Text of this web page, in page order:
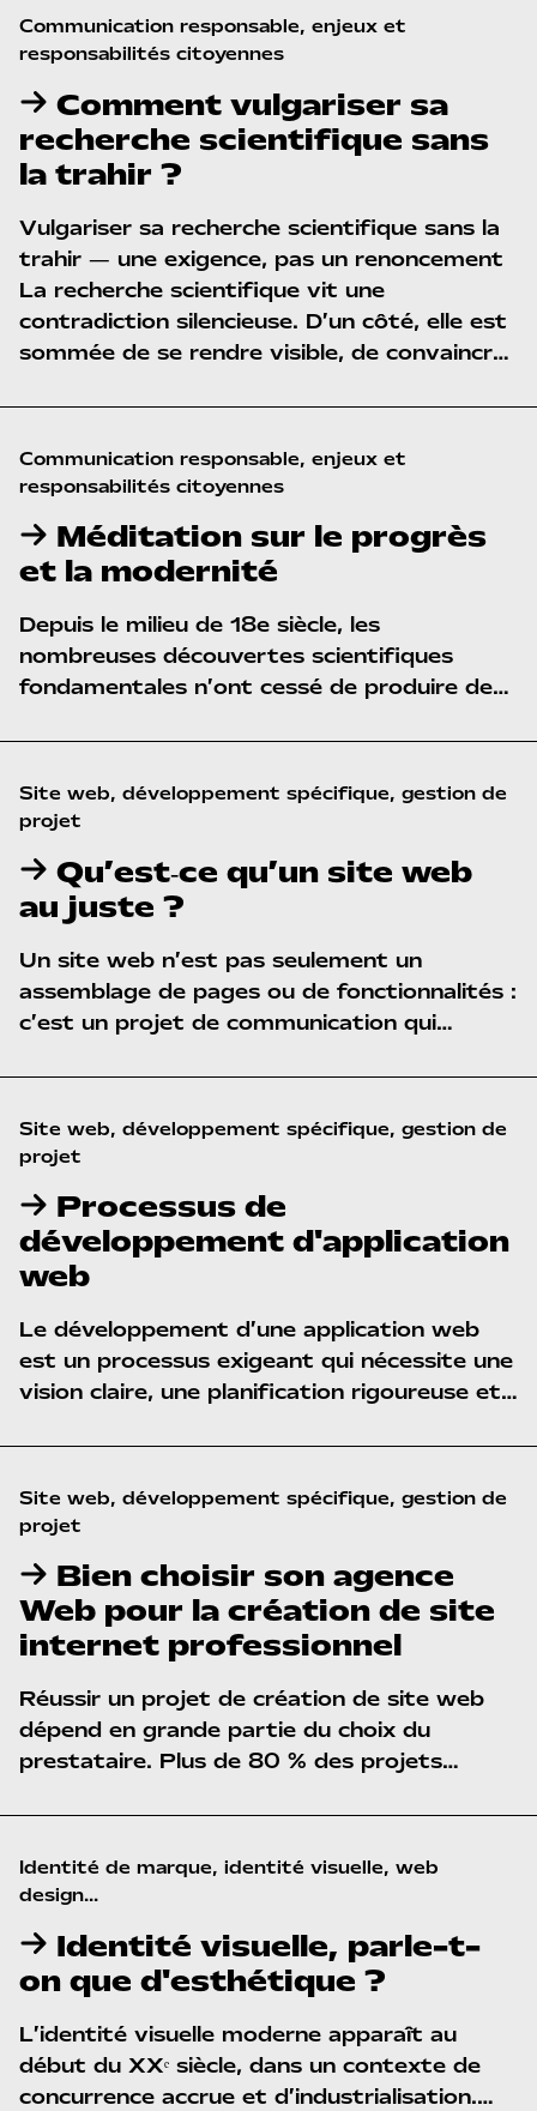
Vulgariser, c’est toujours un acte qui
engage uneconception de la science
société. Retracer cette histoire, c’est
comprendre pourquoi vulgariser aujourd’hui
ne peut plus être simplement “mettre à la
Communication responsable, enjeux et
responsabilités citoyennes
Comment vulgariser sa
recherche scientifique sans
la trahir ?
Vulgariser sa recherche scientifique sans la
trahir — une exigence, pas un renoncement
La recherche scientifique vit une
contradiction silencieuse. D’un côté, elle est
sommée de se rendre visible, de convaincre
De l’autre, elle craint que la simplification ne
soit qu’une forme de trahison. Vulgariser
donnerait l’impression de perdre en rigueur,
qui s’est construit dans la nuance et la
prudence.
Communication responsable, enjeux et
responsabilités citoyennes
Méditation sur le progrès
et la modernité
Depuis le milieu de 18e siècle, les
nombreuses découvertes scientifiques
fondamentales n’ont cessé de produire des
en profondeur le monde autour de nous,
façonné nos sociétés et modifié nos
perceptions.
Site web, développement spécifique, gestion de
projet
Qu’est‑ce qu’un site web
au juste ?
Un site web n’est pas seulement un
assemblage de pages ou de fonctionnalités :
c’est un projet de communication qui
valeur réside dans la cohérence entre
identité, message, structure et expérience.
Site web, développement spécifique, gestion de
projet
Processus de
développement d'application
web
Le développement d’une application web
est un processus exigeant qui nécessite une
vision claire, une planification rigoureuse et
les étapes critiques permet d’éviter les
risques majeurs et d’assurer la réussite du
projet.
Site web, développement spécifique, gestion de
projet
Bien choisir son agence
Web pour la création de site
internet professionnel
Réussir un projet de création de site web
dépend en grande partie du choix du
prestataire. Plus de 80 % des projets
de méthode ou de compréhension des
besoins. Sélectionner la bonne agence est
donc une étape stratégique.
Identité de marque, identité visuelle, web
design...
Identité visuelle, parle-t-
on que d'esthétique ?
L’identité visuelle moderne apparaît au
début du XXᵉ siècle, dans un contexte de
concurrence accrue et d’industrialisation.